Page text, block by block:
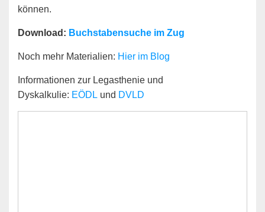
können.
Download: Buchstabensuche im Zug
Noch mehr Materialien: Hier im Blog
Informationen zur Legasthenie und
Dyskalkulie: EÖDL und DVLD